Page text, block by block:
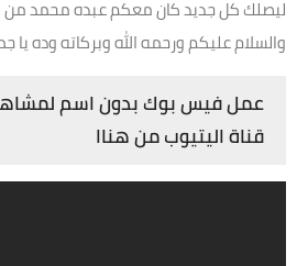
ليصلك كل جديد كان معكم عبده محمد من
والسلام عليكم ورحمه الله وبركاته وده يا
عمل فيس بوك بدون اسم
قناة اليتيوب من هناا